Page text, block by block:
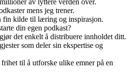
mens jeg trener.
fin kilde til læring og inspirasjon.
din egen podkast?
det enkelt å distribuere innholdet ditt.
som deler sin ekspertise og
til å utforske ulike emner på en